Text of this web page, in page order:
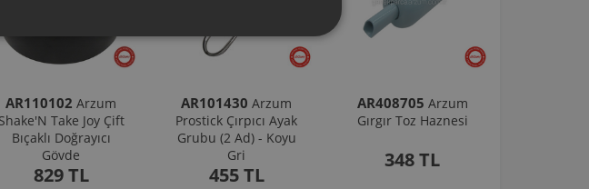
AR110102 Arzum
Shake'N Take Joy Çift
Bıçaklı Doğrayıcı
Gövde
829 TL
AR101430 Arzum
Prostick Çırpıcı Ayak
Grubu (2 Ad) - Koyu
Gri
455 TL
AR408705 Arzum
Gırgır Toz Haznesi
348 TL